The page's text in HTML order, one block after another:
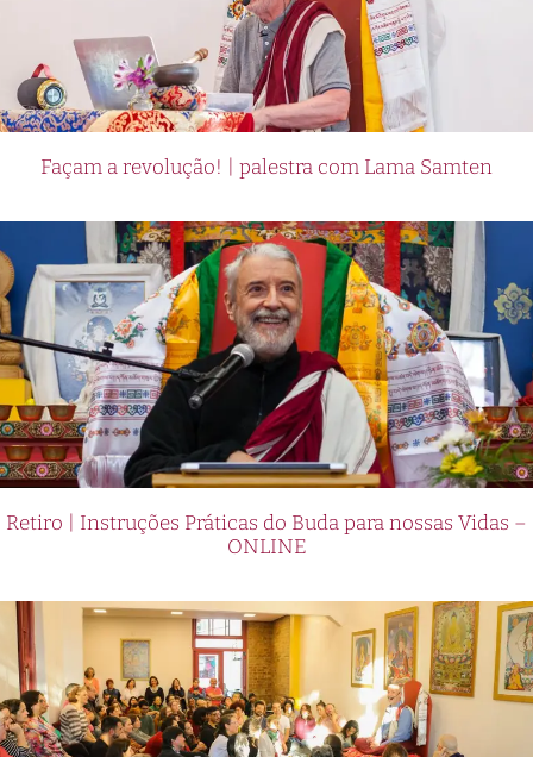
Façam a revolução! | palestra com Lama Samten
Retiro | Instruções Práticas do Buda para nossas Vidas –
ONLINE